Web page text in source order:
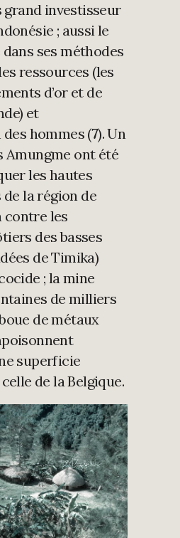
grand investisseur
; aussi le
ses méthodes
ressources (les
d’or et de
et
hommes (7). Un
Amungme ont été
les hautes
la région de
contre les
des basses
de Timika)
; la mine
de milliers
de métaux
superficie
de la Belgique.